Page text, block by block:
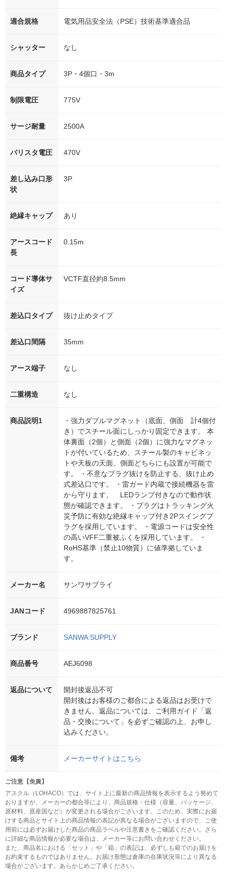
適合規格 電気用品安全法（PSE）技術基準適合品
シャッター なし
商品タイプ 3P・4個口・3m
制限電圧 775V
サージ耐量 2500A
バリスタ電圧 470V
差し込み口形
状
3P
絶縁キャップ あり
アースコード
長
0.15m
コード導体サ
イズ
VCTF直径約8.5mm
差込口タイプ 抜け止めタイプ
差込口間隔 35mm
アース端子 なし
二重構造 なし
商品説明1
・強力ダブルマグネット（底面、側面 計4個付
き）でスチール面にしっかり固定できます。 本
体裏面（2個）と側面（2個）に強力なマグネッ
トが付いているため、スチール製のキャビネッ
トや天板の天面、側面どちらにも設置が可能で
す。 ・不意なプラグ抜けを防止する、抜け止め
式差込口です。 ・雷ガード内蔵で接続機器を雷
から守ります。 LEDランプ付きなので動作状
態が確認できます。 ・プラグはトラッキング火
災予防に有効な絶縁キャップ付き2Pスイングプ
ラグを採用しています。 ・電源コードは安全性
の高いVFF二重被ふくを採用しています。 ・
RoHS基準（禁止10物質）に値準拠していま
す。
メーカー名 サンワサプライ
JANコード 4969887825761
ブランド SANWA SUPPLY
商品番号 AEJ6098
返品について
開封後返品不可
開封後はお客様のご都合による返品はお受けで
きません。返品については、ご利用ガイド「返
品・交換について」を必ずご確認の上、お申し
込みください。
備考 メーカーサイトはこちら
ご注意【免責】
アスクル（LOHACO）では、サイト上に最新の商品情報を表示するよう努めて
おりますが、メーカーの都合等により、商品規格・仕様（容量、パッケージ、
原材料、原産国など）が変更される場合がございます。このため、実際にお届
けする商品とサイト上の商品情報の表記が異なる場合がございますので、ご使
用前には必ずお届けした商品の商品ラベルや注意書きをご確認ください。さら
に詳細な商品情報が必要な場合は、メーカー等にお問い合わせください。
また、商品名における「セット」や「箱」の表記は、必ずしも箱でのお届けを
お約束するものではありません。お届け形態は倉庫の在庫状況等により異なる
場合がございます。あらかじめご了承ください。